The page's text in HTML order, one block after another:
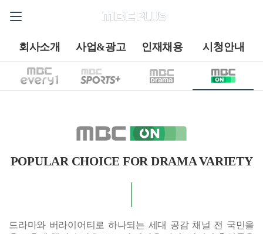
회사소개 사업&광고 인재채용 시청안내